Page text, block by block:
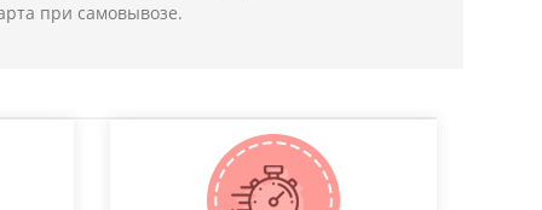
при самовывозе.